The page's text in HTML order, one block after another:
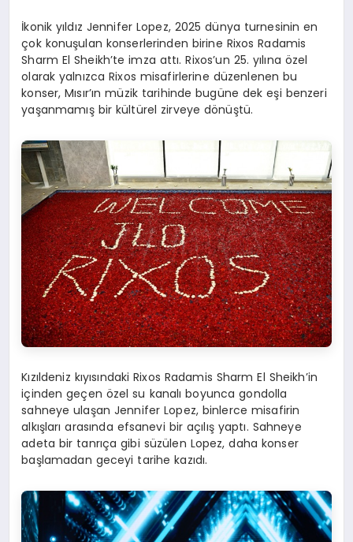
İkonik yıldız Jennifer Lopez, 2025 dünya turnesinin en
çok konuşulan konserlerinden birine Rixos Radamis
Sharm El Sheikh’te imza attı. Rixos’un 25. yılına özel
olarak yalnızca Rixos misafirlerine düzenlenen bu
konser, Mısır’ın müzik tarihinde bugüne dek eşi benzeri
yaşanmamış bir kültürel zirveye dönüştü.
Kızıldeniz kıyısındaki Rixos Radamis Sharm El Sheikh’in
içinden geçen özel su kanalı boyunca gondolla
sahneye ulaşan Jennifer Lopez, binlerce misafirin
alkışları arasında efsanevi bir açılış yaptı. Sahneye
adeta bir tanrıça gibi süzülen Lopez, daha konser
başlamadan geceyi tarihe kazıdı.